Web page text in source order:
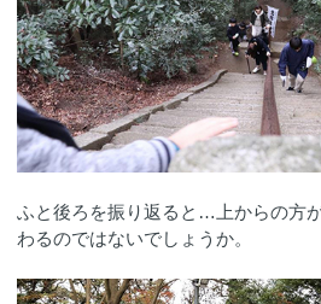
ふと後ろを振り返ると…上からの方
わるのではないでしょうか。